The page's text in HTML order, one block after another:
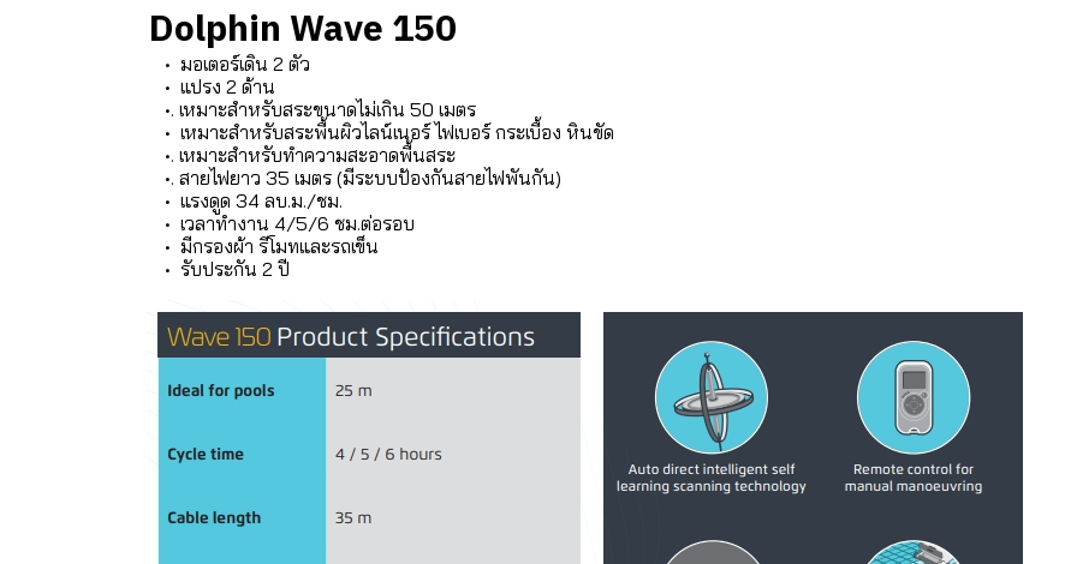
Dolphin Wave 150
• มอเตอร์เดิน 2 ตัว
• แปรง 2 ด้าน
•. เหมาะสำหรับสระขนาดไม่เกิน 50 เมตร
• เหมาะสำหรับสระพื้นผิวไลน์เนอร์ ไฟเบอร์ กระเบื้อง หินขัด
•. เหมาะสำหรับทำความสะอาดพื้นสระ
•. สายไฟยาว 35 เมตร (มีระบบป้องกันสายไฟพันกัน)
• แรงดูด 34 ลบ.ม./ชม.
• เวลาทำงาน 4/5/6 ชม.ต่อรอบ
• มีกรองผ้า รีโมทและรถเข็น
• รับประกัน 2 ปี